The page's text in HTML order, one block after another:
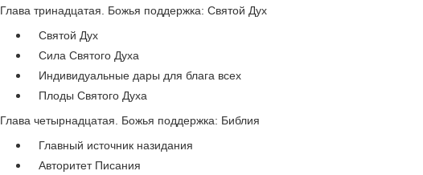
Глава тринадцатая. Божья поддержка: Святой Дух
Святой Дух
Сила Святого Духа
Индивидуальные дары для блага всех
Плоды Святого Духа
Глава четырнадцатая. Божья поддержка: Библия
Главный источник назидания
Авторитет Писания